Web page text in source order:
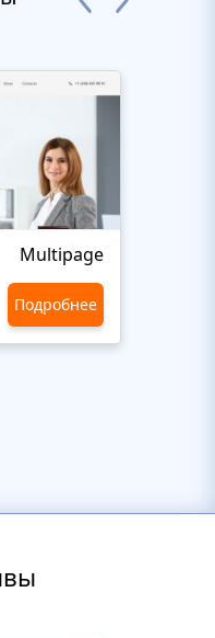
Multipage
Подробнее